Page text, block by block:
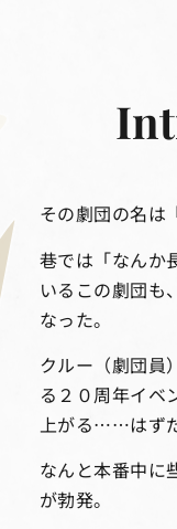
その劇団の名は
巷では「なんか
いるこの劇団も
なった。
クルー（劇団員
る２０周年イベ
上がる……はず
なんと本番中に
が勃発。